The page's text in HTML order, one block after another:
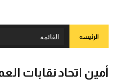
الرئيسة
أمين اتحاد نقابات